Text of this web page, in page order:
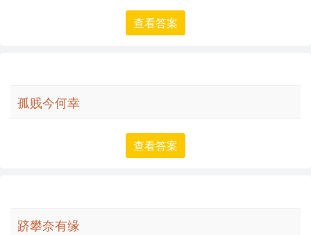
在创作中，可以将“孤贱”这个词汇用于描绘一个角色的内心
世界，或是作为一个象征，代表社会中的边缘群体。例如，
暗、孤独的画面，或是悲伤、哀怨的音乐。
含义和使用情况可能会有所不同。
查看答案
孤贱今何幸
查看答案
跻攀奈有缘